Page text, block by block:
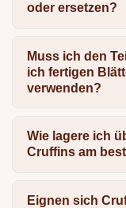
oder ersetzen?
Muss ich den
ich fertigen
verwenden?
Wie lagere ich
Cruffins am
Eignen sich